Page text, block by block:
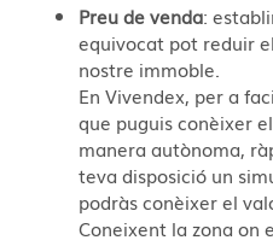
Preu de venda:
equivocat pot reduir
nostre immoble.
En Vivendex, per a
que puguis conèixer
manera autònoma,
teva disposició un
podràs conèixer el
Coneixent la zona on